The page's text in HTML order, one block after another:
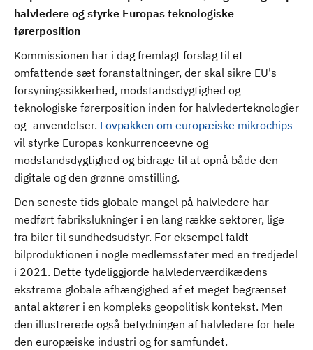
halvledere og styrke Europas teknologiske
førerposition
Kommissionen har i dag fremlagt forslag til et
omfattende sæt foranstaltninger, der skal sikre EU's
forsyningssikkerhed, modstandsdygtighed og
teknologiske førerposition inden for halvlederteknologier
og -anvendelser. Lovpakken om europæiske mikrochips
vil styrke Europas konkurrenceevne og
modstandsdygtighed og bidrage til at opnå både den
digitale og den grønne omstilling.
Den seneste tids globale mangel på halvledere har
medført fabrikslukninger i en lang række sektorer, lige
fra biler til sundhedsudstyr. For eksempel faldt
bilproduktionen i nogle medlemsstater med en tredjedel
i 2021. Dette tydeliggjorde halvlederværdikædens
ekstreme globale afhængighed af et meget begrænset
antal aktører i en kompleks geopolitisk kontekst. Men
den illustrerede også betydningen af halvledere for hele
den europæiske industri og for samfundet.